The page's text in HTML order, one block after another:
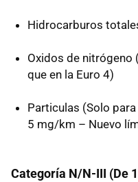
Hidrocarburos
Oxidos de nitrógeno
que en la Euro 4)
Particulas (Solo
5 mg/km – Nuevo
Categoría N/N-III (De